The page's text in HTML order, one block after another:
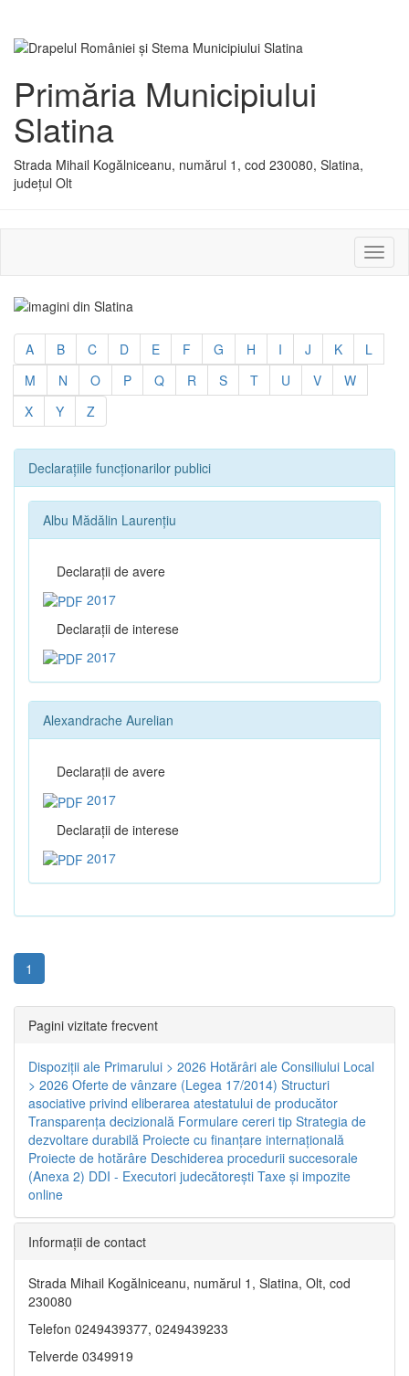
Primăria Municipiului
Slatina
Strada Mihail Kogălniceanu, numărul 1, cod 230080, Slatina,
județul Olt
sau
A B C D E F G H I J K
L
M
N O P Q R S T U V
W
X
Y Z
Declarațiile funcționarilor publici
Albu Mădălin Laurențiu
Declaraţii de avere
2017
Declaraţii de interese
2017
Alexandrache Aurelian
Declaraţii de avere
2017
Declaraţii de interese
2017
1
Pagini vizitate frecvent
Dispoziţii ale Primarului > 2026 Hotărâri ale Consiliului Local
> 2026 Oferte de vânzare (Legea 17/2014) Structuri
asociative privind eliberarea atestatului de producător
Transparenţa decizională Formulare cereri tip Strategia de
dezvoltare durabilă Proiecte cu finanţare internaţională
Proiecte de hotărâre Deschiderea procedurii succesorale
(Anexa 2) DDI - Executori judecătorești Taxe şi impozite
online
Informaţii de contact
Strada Mihail Kogălniceanu, numărul 1, Slatina, Olt, cod
230080
Telefon 0249439377, 0249439233
Telverde 0349919